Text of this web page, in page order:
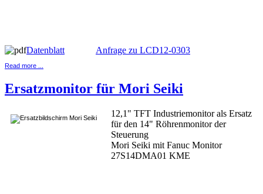
Datenblatt Anfrage zu LCD12-0303
Read more ...
Ersatzmonitor für Mori Seiki
12,1" TFT Industriemonitor als Ersatz
für den 14" Röhrenmonitor der
Steuerung
Mori Seiki mit Fanuc Monitor
27S14DMA01 KME